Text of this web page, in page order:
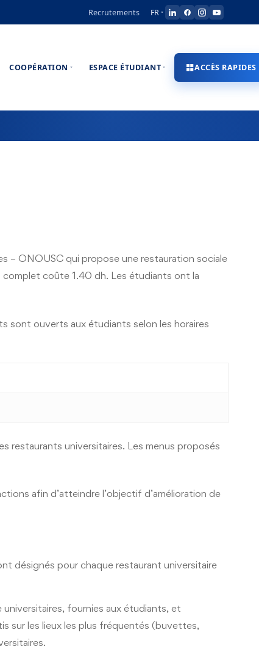
Recrutements FR
COOPÉRATION ESPACE ÉTUDIANT ACCÈS RAPIDES
– ONOUSC qui propose une restauration sociale
coûte 1.40 dh. Les étudiants ont la
sont ouverts aux étudiants selon les horaires
restaurants universitaires. Les menus proposés
afin d’atteindre l’objectif d’amélioration de
désignés pour chaque restaurant universitaire
universitaires, fournies aux étudiants, et
sur les lieux les plus fréquentés (buvettes,